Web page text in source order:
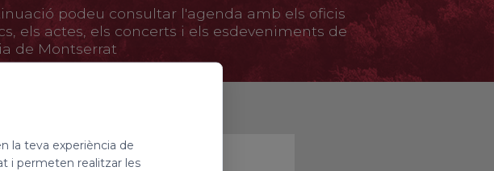
podeu consultar l'agenda amb els oficis
els actes, els concerts i els esdeveniments de
de Montserrat
la teva experiència de
i permeten realitzar les